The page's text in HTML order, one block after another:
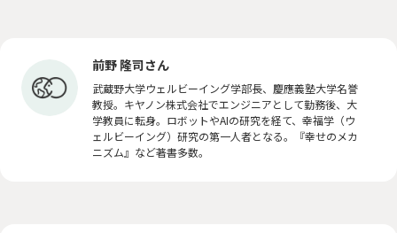
前野 隆司さん
武蔵野大学ウェルビーイング学部長、慶應義塾大学名誉
教授。キヤノン株式会社でエンジニアとして勤務後、大
学教員に転身。ロボットやAIの研究を経て、幸福学（ウ
ェルビーイング）研究の第一人者となる。『幸せのメカ
ニズム』など著書多数。